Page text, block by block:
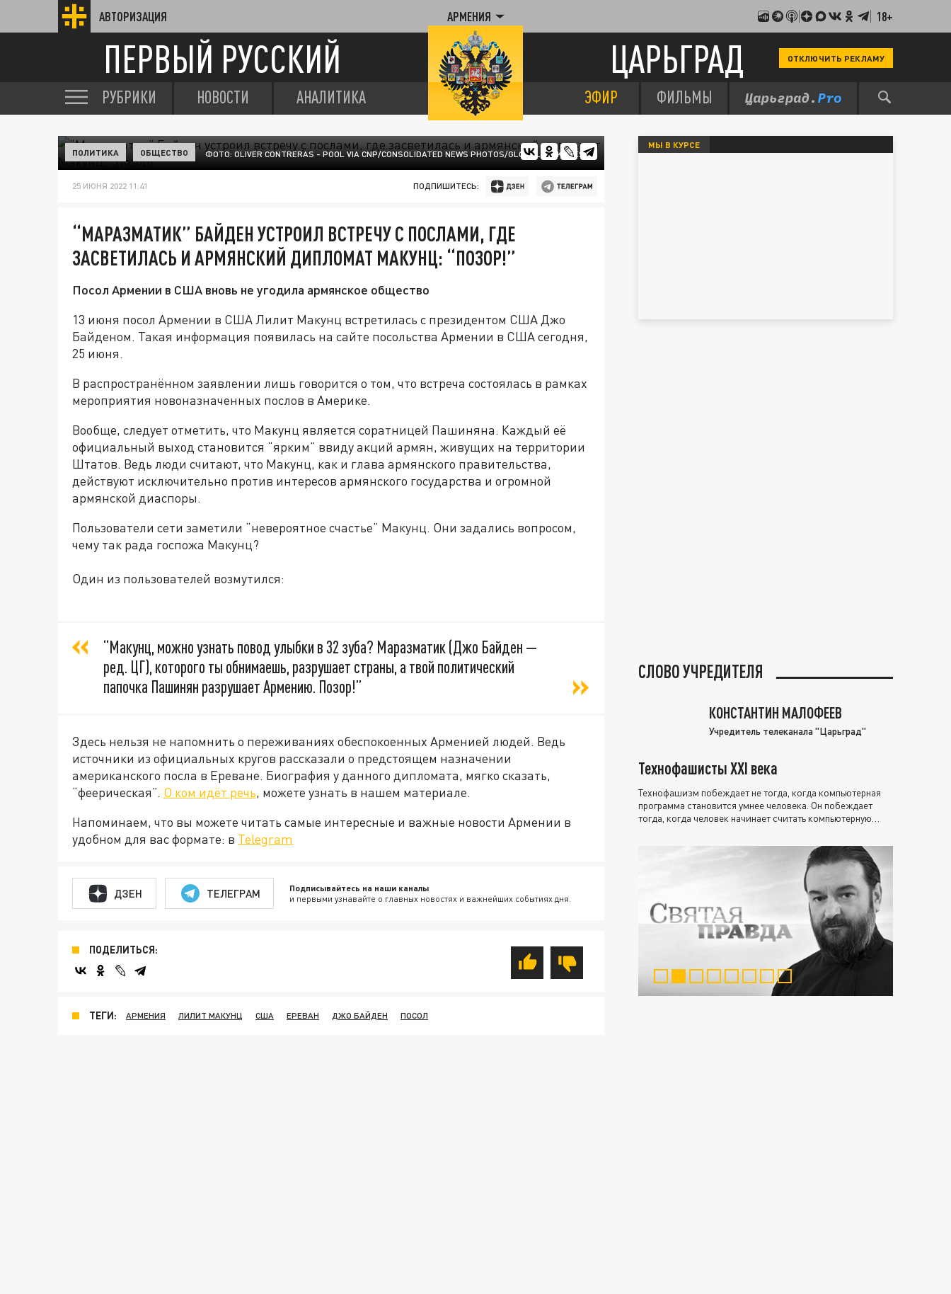
АВТОРИЗАЦИЯ АРМЕНИЯ 18+
ПЕРВЫЙ РУССКИЙ ЦАРЬГРАД ОТКЛЮЧИТЬ РЕКЛАМУ
РУБРИКИ НОВОСТИ АНАЛИТИКА ЭФИР ФИЛЬМЫ
ФОТО: OLIVER CONTRERAS - POOL VIA CNP/CONSOLIDATED NEWS PHOTOS/GLOBALLOOKPRESS
ПОЛИТИКА ОБЩЕСТВО
25 ИЮНЯ 2022 11:41 ПОДПИШИТЕСЬ:
“МАРАЗМАТИК” БАЙДЕН УСТРОИЛ ВСТРЕЧУ С ПОСЛАМИ, ГДЕ
ЗАСВЕТИЛАСЬ И АРМЯНСКИЙ ДИПЛОМАТ МАКУНЦ: “ПОЗОР!”
Посол Армении в США вновь не угодила армянское общество
13 июня посол Армении в США Лилит Макунц встретилась с президентом США Джо
Байденом. Такая информация появилась на сайте посольства Армении в США сегодня,
25 июня.
В распространённом заявлении лишь говорится о том, что встреча состоялась в рамках
мероприятия новоназначенных послов в Америке.
Вообще, следует отметить, что Макунц является соратницей Пашиняна. Каждый её
официальный выход становится “ярким” ввиду акций армян, живущих на территории
Штатов. Ведь люди считают, что Макунц, как и глава армянского правительства,
действуют исключительно против интересов армянского государства и огромной
армянской диаспоры.
Пользователи сети заметили “невероятное счастье” Макунц. Они задались вопросом,
чему так рада госпожа Макунц?
Один из пользователей возмутился:
“Макунц, можно узнать повод улыбки в 32 зуба? Маразматик (Джо Байден —
ред. ЦГ), которого ты обнимаешь, разрушает страны, а твой политический
папочка Пашинян разрушает Армению. Позор!”
Здесь нельзя не напомнить о переживаниях обеспокоенных Арменией людей. Ведь
источники из официальных кругов рассказали о предстоящем назначении
американского посла в Ереване. Биография у данного дипломата, мягко сказать,
“феерическая”. О ком идёт речь, можете узнать в нашем материале.
Напоминаем, что вы можете читать самые интересные и важные новости Армении в
удобном для вас формате: в Telegram
ДЗЕН ТЕЛЕГРАМ Подписывайтесь на наши каналы
и первыми узнавайте о главных новостях и важнейших событиях дня.
ПОДЕЛИТЬСЯ:
ТЕГИ: АРМЕНИЯ ЛИЛИТ МАКУНЦ США ЕРЕВАН ДЖО БАЙДЕН ПОСОЛ
МЫ В КУРСЕ
СЛОВО УЧРЕДИТЕЛЯ
КОНСТАНТИН МАЛОФЕЕВ
Учредитель телеканала "Царьград"
Технофашисты XXI века
Технофашизм побеждает не тогда, когда компьютерная
программа становится умнее человека. Он побеждает
тогда, когда человек начинает считать компьютерную